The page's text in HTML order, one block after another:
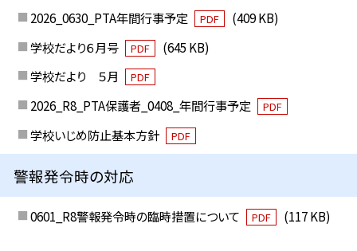
2026_0630_PTA年間行事予定
PDF
(409 KB)
学校だより６月号
PDF
(645 KB)
学校だより ５月
PDF
2026_R8_PTA保護者_0408_年間行事予定 PDF
学校いじめ防止基本方針 PDF
警報発令時の対応
0601_R8警報発令時の臨時措置について PDF (117 KB)